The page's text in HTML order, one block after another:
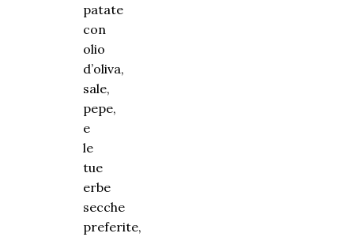
patate
con
olio
d’oliva,
sale,
pepe,
e
le
tue
erbe
secche
preferite,